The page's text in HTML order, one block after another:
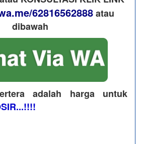
62816562888​ atau
dibawah
adalah harga untuk